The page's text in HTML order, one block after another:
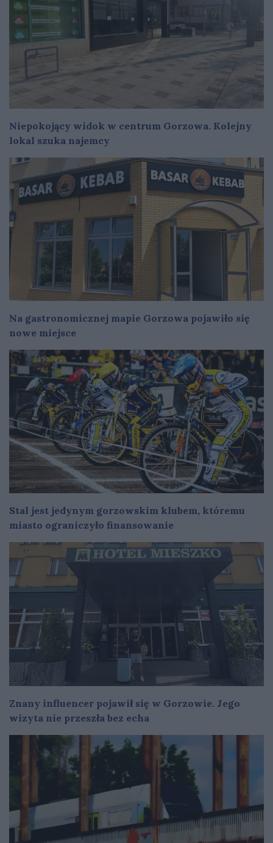
Niepokojący widok w centrum Gorzowa. Kolejny
lokal szuka najemcy
Na gastronomicznej mapie Gorzowa pojawiło się
nowe miejsce
Stal jest jedynym gorzowskim klubem, któremu
miasto ograniczyło finansowanie
Znany influencer pojawił się w Gorzowie. Jego
wizyta nie przeszła bez echa